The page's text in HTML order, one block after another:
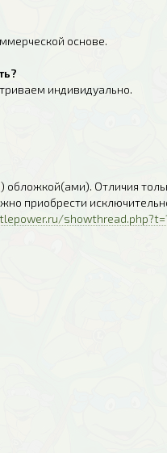
основе.
индивидуально.
Отличия
приобрести